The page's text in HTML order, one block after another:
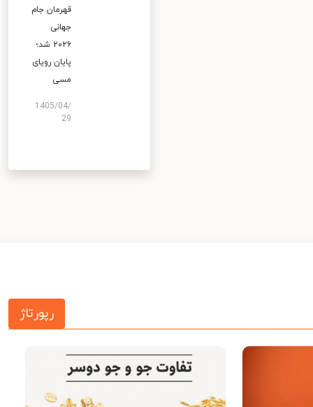
قهرمان جام
جهانی
۲۰۲۶ شد؛
پایان رویای
مسی
1405/04/
29
رپورتاژ